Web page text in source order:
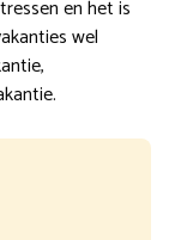
en het is
wel